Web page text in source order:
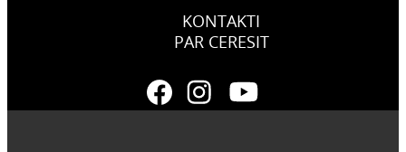
KONTAKTI
PAR CERESIT